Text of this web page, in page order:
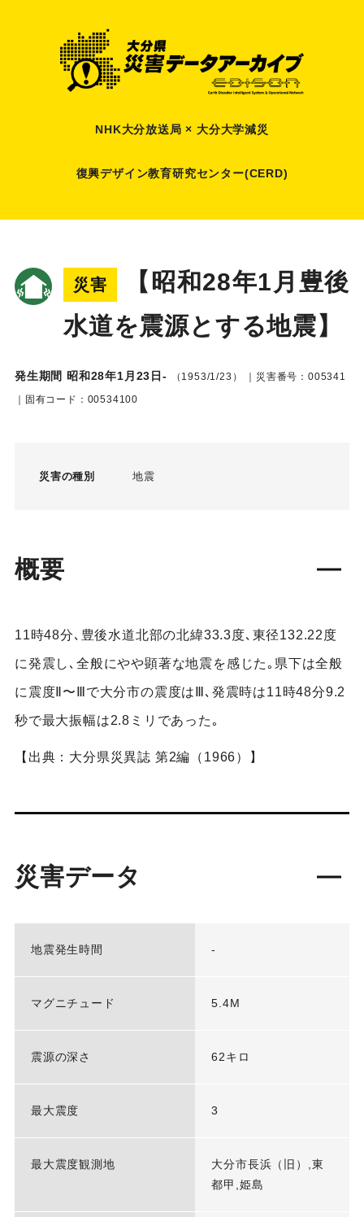
NHK大分放送局 × 大分大学減災
復興デザイン教育研究センター(CERD)
災害
【昭和28年1月豊後
水道を震源とする地震】
発生期間 昭和28年1月23日- （1953/1/23）
｜災害番号：005341
｜固有コード：00534100
災害の種別 地震
概要
11時48分､豊後水道北部の北緯33.3度､東径132.22度
に発震し､全般にやや顕著な地震を感じた｡県下は全般
に震度Ⅱ〜Ⅲで大分市の震度はⅢ､発震時は11時48分9.2
秒で最大振幅は2.8ミリであった｡
【出典：大分県災異誌 第2編（1966）】
災害データ
地震発生時間 -
マグニチュード 5.4M
震源の深さ 62キロ
最大震度 3
最大震度観測地
大分市長浜（旧）,東
都甲,姫島